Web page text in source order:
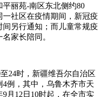
丽苑-南区东北侧约80
社区在疫情期间，新冠疫
另行通知；而儿童常规疫
家长陪同。
24时，新疆维吾尔自治区
例，其中，乌鲁木齐市天
月12日10时起，在全市实